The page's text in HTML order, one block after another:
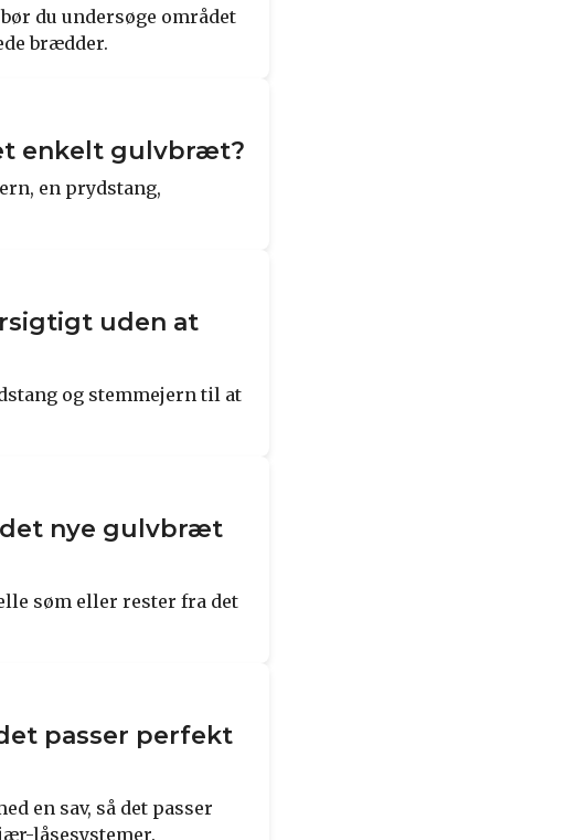
du undersøge området
brædder.
enkelt gulvbræt?
en prydstang,
uden at
og stemmejern til at
nye gulvbræt
søm eller rester fra det
passer perfekt
en sav, så det passer
låsesystemer.